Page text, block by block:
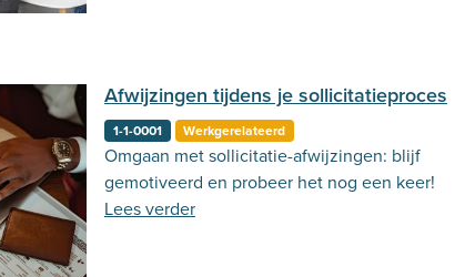
Afwijzingen tijdens je sollicitatieproces
1-1-0001 Werkgerelateerd
Omgaan met sollicitatie-afwijzingen: blijf
gemotiveerd en probeer het nog een keer!
Lees verder